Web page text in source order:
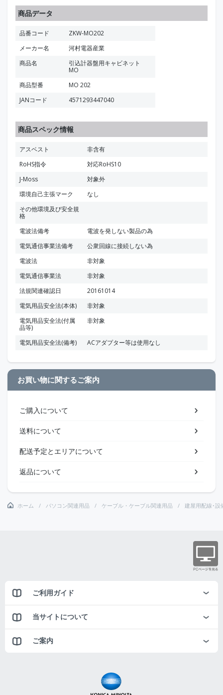
商品データ
品番コード
ZKW-MO202
メーカー名
河村電器産業
商品名
引込計器盤用キャビネット
MO
商品型番
MO 202
JANコード
4571293447040
商品スペック情報
アスベスト
非含有
RoHS指令
対応RoHS10
J-Moss
対象外
環境自己主張マーク
なし
その他環境及び安全規
格
電波法備考
電波を発しない製品の為
電気通信事業法備考
公衆回線に接続しない為
電波法
非対象
電気通信事業法
非対象
法規関連確認日
20161014
電気用品安全法(本体)
非対象
電気用品安全法(付属
品等)
非対象
電気用品安全法(備考) ACアダプター等は使用なし
お買い物に関するご案内
ご購入について
送料について
配送予定とエリアについて
返品について
ホーム パソコン関連用品 ケーブル・ケーブル関連用品 建屋用配線･設
ご利用ガイド
当サイトについて
ご案内